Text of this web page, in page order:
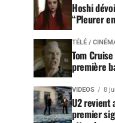
Hoshi
“Pleurer
TÉLÉ /
Tom
première
VIDEOS 8
U2 revient
premier